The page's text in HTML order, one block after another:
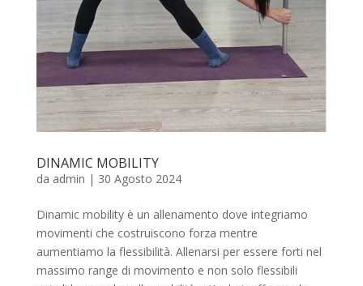
DINAMIC MOBILITY
da admin | 30 Agosto 2024
Dinamic mobility è un allenamento dove integriamo
movimenti che costruiscono forza mentre
aumentiamo la flessibilità. Allenarsi per essere forti nel
massimo range di movimento e non solo flessibili